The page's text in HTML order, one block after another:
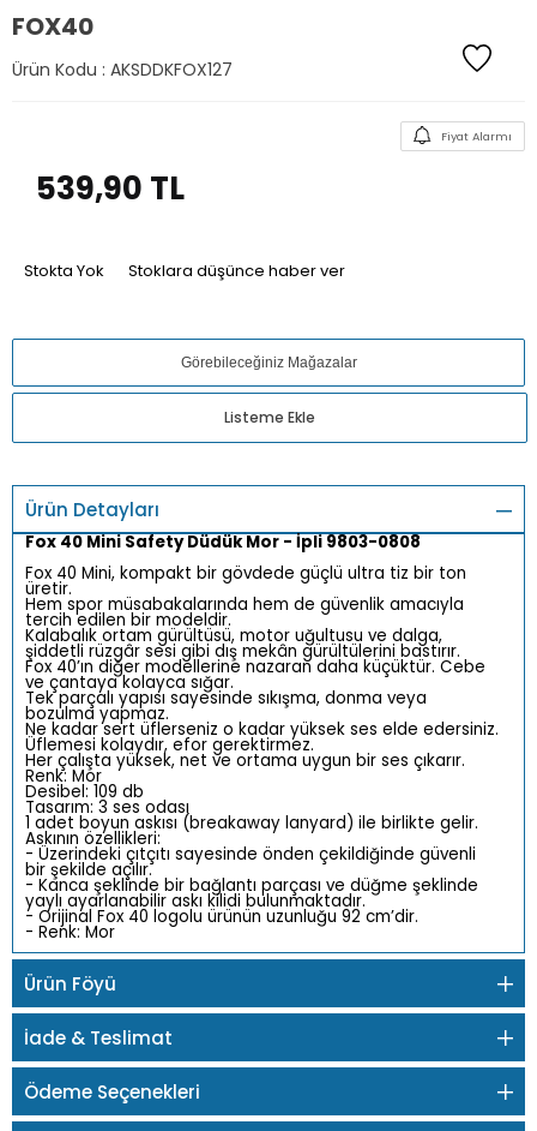
FOX40
Ürün Kodu : AKSDDKFOX127
Fiyat Alarmı
539,90 TL
Stokta Yok Stoklara düşünce haber ver
Görebileceğiniz Mağazalar
Listeme Ekle
Ürün Detayları
Fox 40 Mini Safety Düdük Mor - İpli 9803-0808
Fox 40 Mini, kompakt bir gövdede güçlü ultra tiz bir ton
üretir.
Hem spor müsabakalarında hem de güvenlik amacıyla
tercih edilen bir modeldir.
Kalabalık ortam gürültüsü, motor uğultusu ve dalga,
şiddetli rüzgâr sesi gibi dış mekân gürültülerini bastırır.
Fox 40’ın diğer modellerine nazaran daha küçüktür. Cebe
ve çantaya kolayca sığar.
Tek parçalı yapısı sayesinde sıkışma, donma veya
bozulma yapmaz.
Ne kadar sert üflerseniz o kadar yüksek ses elde edersiniz.
Üflemesi kolaydır, efor gerektirmez.
Her çalışta yüksek, net ve ortama uygun bir ses çıkarır.
Renk: Mor
Desibel: 109 db
Tasarım: 3 ses odası
1 adet boyun askısı (breakaway lanyard) ile birlikte gelir.
Askının özellikleri:
- Üzerindeki çıtçıtı sayesinde önden çekildiğinde güvenli
bir şekilde açılır.
- Kanca şeklinde bir bağlantı parçası ve düğme şeklinde
yaylı ayarlanabilir askı kilidi bulunmaktadır.
- Orijinal Fox 40 logolu ürünün uzunluğu 92 cm’dir.
- Renk: Mor
Ürün Föyü
İade & Teslimat
Ödeme Seçenekleri